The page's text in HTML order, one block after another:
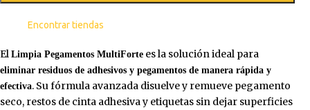
Encontrar tiendas
El Limpia Pegamentos MultiForte es la solución ideal para
eliminar residuos de adhesivos y pegamentos de manera rápida y
efectiva. Su fórmula avanzada disuelve y remueve pegamento
seco, restos de cinta adhesiva y etiquetas sin dejar superficies